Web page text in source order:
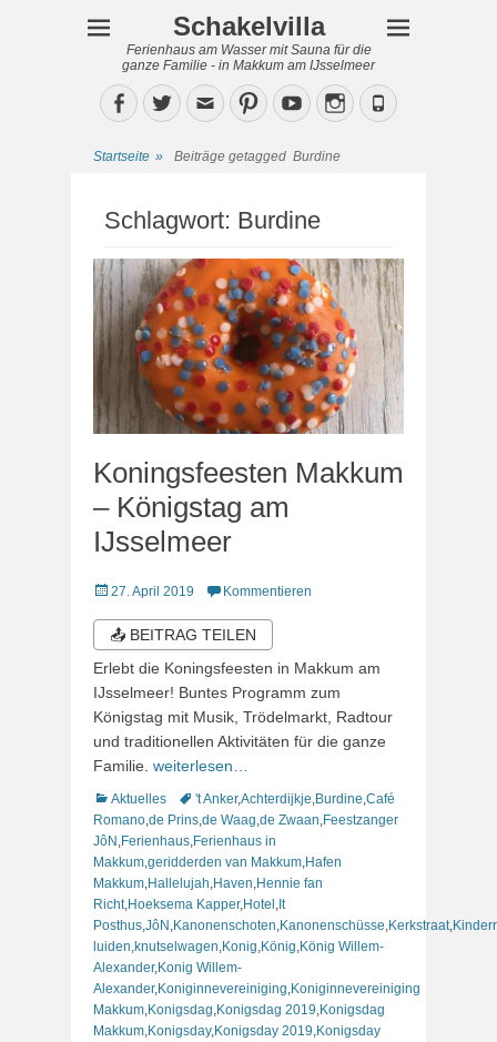
Schakelvilla
Ferienhaus am Wasser mit Sauna für die
ganze Familie - in Makkum am IJsselmeer
Facebook
TwitterEmailPinterestYouTubeInstagram
Phone
Startseite » Beiträge getagged Burdine
Schlagwort: Burdine
Koningsfeesten Makkum
– Königstag am
IJsselmeer
Veröffentlicht
27. April 2019 Kommentieren
📤 BEITRAG TEILEN
Erlebt die Koningsfeesten in Makkum am
IJsselmeer! Buntes Programm zum
Königstag mit Musik, Trödelmarkt, Radtour
und traditionellen Aktivitäten für die ganze
Familie. weiterlesen…
Kategorien
Aktuelles Schlagworte
't Anker,Achterdijkje Burdine Café
Romano de Prins de Waag de Zwaan Feestzanger
JôN Ferienhaus Ferienhaus in
Makkum geridderden van Makkum Hafen
Makkum Hallelujah Haven Hennie fan
Richt, Hoeksema Kapper, Hotel It
Posthus JôN Kanonenschoten Kanonenschüsse Kerkstraat
luiden knutselwagen Konig König König Willem-
Alexander, Konig Willem-
Alexander, Koniginnevereiniging Koniginnevereiniging
Makkum Konigsdag Konigsdag 2019 Konigsdag
Makkum Konigsday, Konigsday 2019 Konigsday